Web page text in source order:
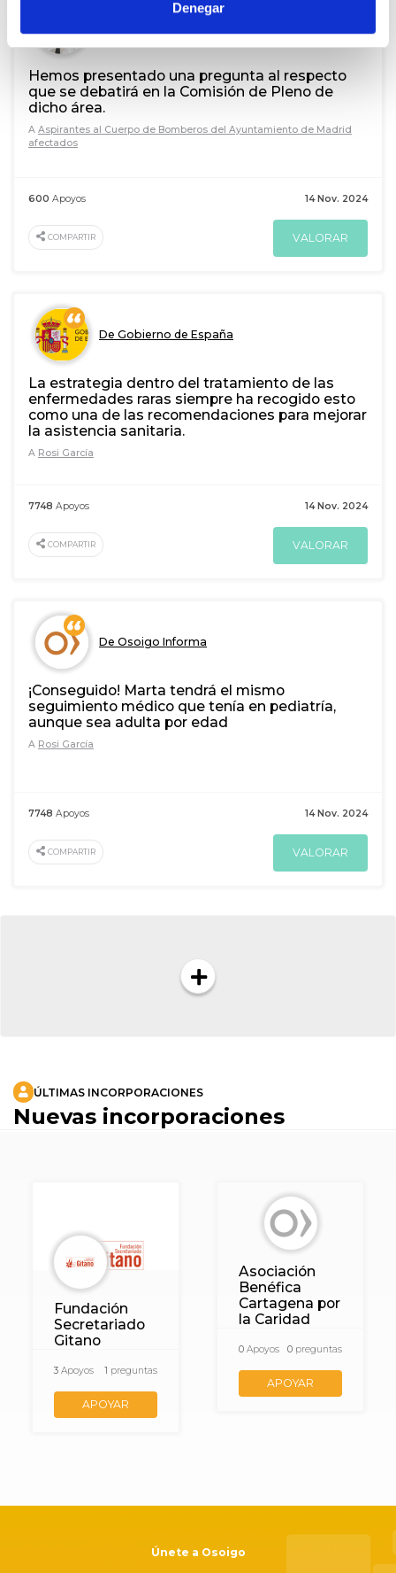
Denegar
Hemos presentado una pregunta al respecto
que se debatirá en la Comisión de Pleno de
dicho área.
A Aspirantes al Cuerpo de Bomberos del Ayuntamiento de Madrid
afectados
14 Nov. 2024
600 Apoyos
COMPARTIR VALORAR
De Gobierno de España
La estrategia dentro del tratamiento de las
enfermedades raras siempre ha recogido esto
como una de las recomendaciones para mejorar
la asistencia sanitaria.
A Rosi García
14 Nov. 2024
7748 Apoyos
COMPARTIR VALORAR
De Osoigo Informa
¡Conseguido! Marta tendrá el mismo
seguimiento médico que tenía en pediatría,
aunque sea adulta por edad
A Rosi García
14 Nov. 2024
7748 Apoyos
COMPARTIR VALORAR
ÚLTIMAS INCORPORACIONES
Nuevas incorporaciones
Fundación
Secretariado
Gitano
3 Apoyos 1 preguntas
APOYAR
Asociación
Benéfica
Cartagena por
la Caridad
0 Apoyos 0 preguntas
APOYAR
Únete a Osoigo